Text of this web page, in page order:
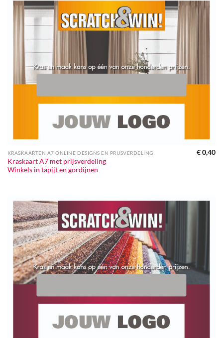
KRASKAARTEN A7 ONLINE DESIGNS EN PRIJSVERDELING
Kraskaart A7 met prijsverdeling
Winkels in tapijt en gordijnen
€0,40